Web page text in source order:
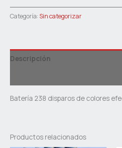
Categoría:Sin categorizar
Descripción
Batería 238 disparos de colores
Productos relacionados